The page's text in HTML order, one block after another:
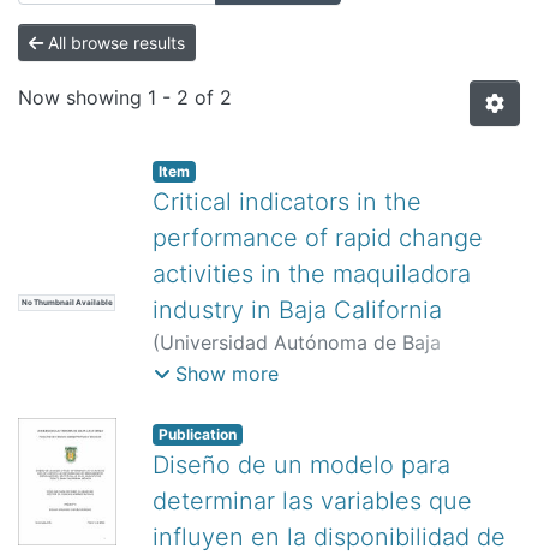
All browse results
Now showing 1 - 2 of 2
No Thumbnail Available
Item
Critical indicators in the
performance of rapid change
activities in the maquiladora
industry in Baja California
(Universidad Autónoma de Baja
California,)Vega, Yuridia
Javier;Chávez Moreno, Edgar
Armando ;Morales Contreras, Oscar
Adrián
Show more
Publication
Diseño de un modelo para
determinar las variables que
influyen en la disponibilidad de